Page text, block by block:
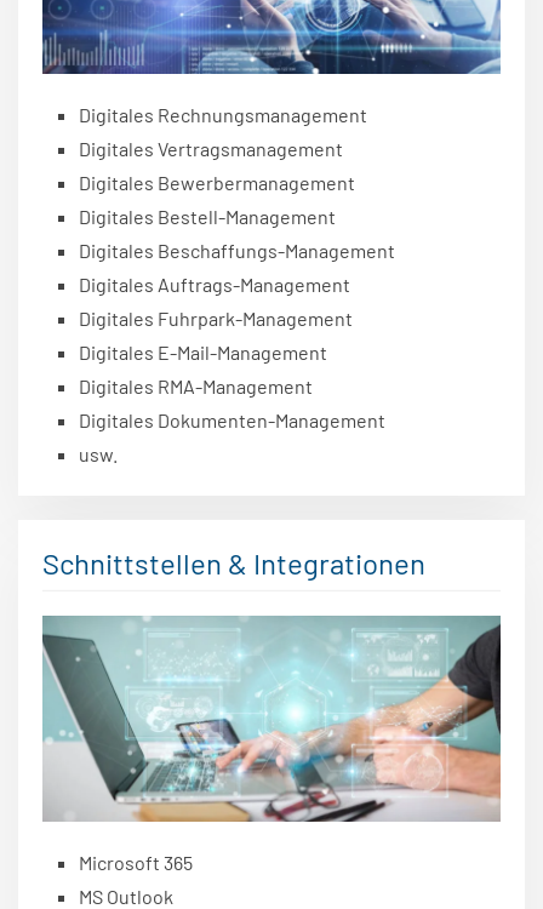
Digitales Rechnungsmanagement
Digitales Vertragsmanagement
Digitales Bewerbermanagement
Digitales Bestell-Management
Digitales Beschaffungs-Management
Digitales Auftrags-Management
Digitales Fuhrpark-Management
Digitales E-Mail-Management
Digitales RMA-Management
Digitales Dokumenten-Management
usw.
Schnittstellen & Integrationen
Microsoft 365
MS Outlook